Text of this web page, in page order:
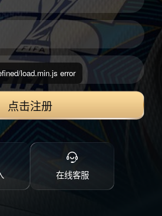
点击注册
在线客服
load.min.js error